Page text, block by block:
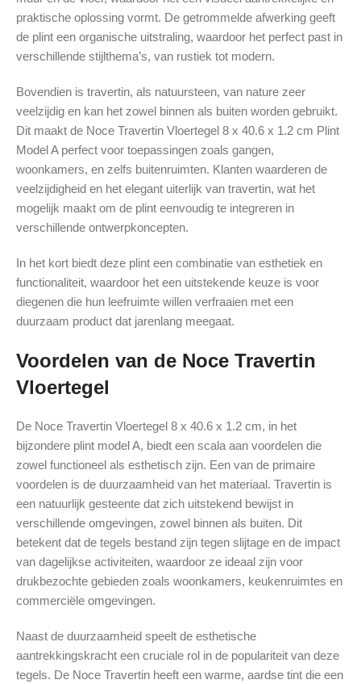
praktische oplossing vormt. De getrommelde afwerking geeft
de plint een organische uitstraling, waardoor het perfect past in
verschillende stijlthema’s, van rustiek tot modern.
Bovendien is travertin, als natuursteen, van nature zeer
veelzijdig en kan het zowel binnen als buiten worden gebruikt.
Dit maakt de Noce Travertin Vloertegel 8 x 40.6 x 1.2 cm Plint
Model A perfect voor toepassingen zoals gangen,
woonkamers, en zelfs buitenruimten. Klanten waarderen de
veelzijdigheid en het elegant uiterlijk van travertin, wat het
mogelijk maakt om de plint eenvoudig te integreren in
verschillende ontwerpkoncepten.
In het kort biedt deze plint een combinatie van esthetiek en
functionaliteit, waardoor het een uitstekende keuze is voor
diegenen die hun leefruimte willen verfraaien met een
duurzaam product dat jarenlang meegaat.
Voordelen van de Noce Travertin
Vloertegel
De Noce Travertin Vloertegel 8 x 40.6 x 1.2 cm, in het
bijzondere plint model A, biedt een scala aan voordelen die
zowel functioneel als esthetisch zijn. Een van de primaire
voordelen is de duurzaamheid van het materiaal. Travertin is
een natuurlijk gesteente dat zich uitstekend bewijst in
verschillende omgevingen, zowel binnen als buiten. Dit
betekent dat de tegels bestand zijn tegen slijtage en de impact
van dagelijkse activiteiten, waardoor ze ideaal zijn voor
drukbezochte gebieden zoals woonkamers, keukenruimtes en
commerciële omgevingen.
Naast de duurzaamheid speelt de esthetische
aantrekkingskracht een cruciale rol in de populariteit van deze
tegels. De Noce Travertin heeft een warme, aardse tint die een